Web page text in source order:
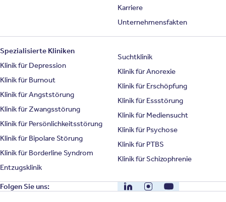
Karriere
Unternehmensfakten
Spezialisierte Kliniken
Klinik für Depression
Klinik für Burnout
Klinik für Angststörung
Klinik für Zwangsstörung
Klinik für Persönlichkeitsstörung
Klinik für Bipolare Störung
Klinik für Borderline Syndrom
Entzugsklinik
Suchtklinik
Klinik für Anorexie
Klinik für Erschöpfung
Klinik für Essstörung
Klinik für Mediensucht
Klinik für Psychose
Klinik für PTBS
Klinik für Schizophrenie
Folgen Sie uns: LinkedIn InstagramYouTube